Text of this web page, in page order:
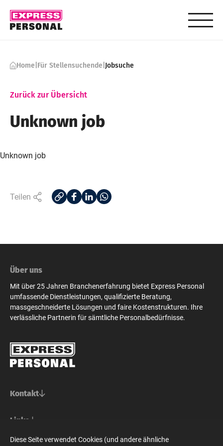
Home|Für Stellensuchende|Jobsuche
Zurück zur Übersicht
Unknown job
Unknown job
Teilen
Über uns
Mit über 25 Jahren Branchenerfahrung bietet Express Personal
umfassende Dienstleistungen, qualifizierte Beratung,
massgeschneiderte Lösungen und faire Kostenstrukturen. Ihre
verlässliche Partnerin für sämtliche Personalbedürfnisse.
Kontakt
Basel/Nordwestschweiz
Steinenvorstadt 73
Bern/Mittelland
Links
Für Stellensuchende
Diese Seite verwendet Cookies (und andere ähnliche